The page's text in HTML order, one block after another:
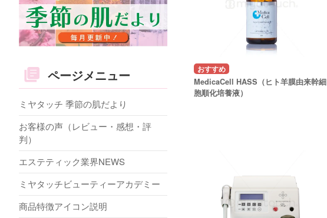
MedicaCell HASS（ヒト羊膜由来幹細
胞順化培養液）
ページメニュー
ミヤタッチ 季節の肌だより
お客様の声（レビュー・感想・評
判）
エステティック業界NEWS
ミヤタッチビューティーアカデミー
商品特徴アイコン説明